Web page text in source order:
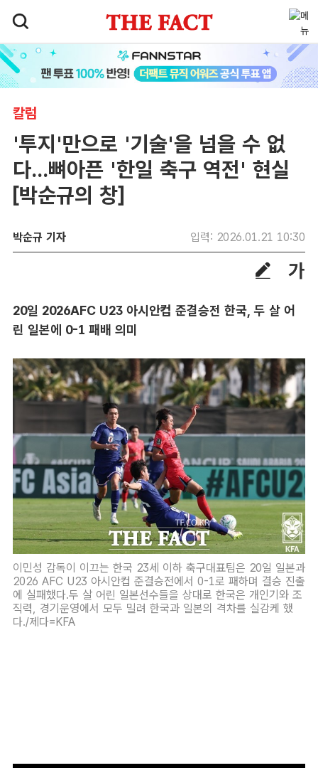
칼럼
'투지'만으로 '기술'을 넘을 수 없
다...뼈아픈 '한일 축구 역전' 현실
[박순규의 창]
박순규 기자 입력: 2026.01.21 10:30
20일 2026AFC U23 아시안컵 준결승전 한국, 두 살 어
린 일본에 0-1 패배 의미
이민성 감독이 이끄는 한국 23세 이하 축구대표팀은 20일 일본과
2026 AFC U23 아시안컵 준결승전에서 0-1로 패하며 결승 진출
에 실패했다.두 살 어린 일본선수들을 상대로 한국은 개인기와 조
직력, 경기운영에서 모두 밀려 한국과 일본의 격차를 실감케 했
다./제다=KFA